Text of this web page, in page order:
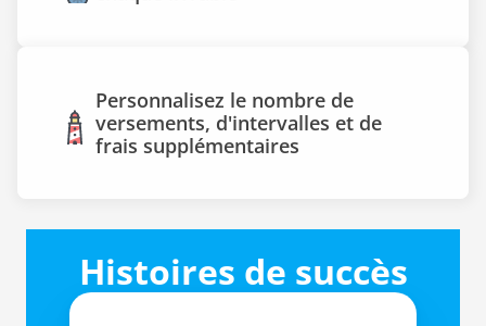
Personnalisez le nombre de
versements, d'intervalles et de
frais supplémentaires
Histoires de succès